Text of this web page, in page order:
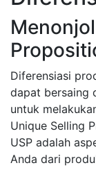
Diferensiasi
dapat bersaing
untuk
Unique Selling
USP adalah
Anda dari